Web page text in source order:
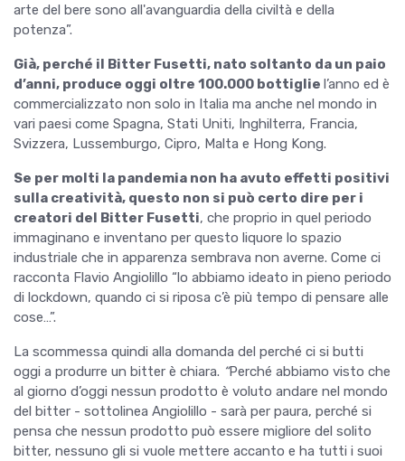
arte del bere sono all'avanguardia della civiltà e della
potenza”.
Già, perché il Bitter Fusetti, nato soltanto da un paio
d’anni, produce oggi oltre 100.000 bottiglie l’anno ed è
commercializzato non solo in Italia ma anche nel mondo in
vari paesi come Spagna, Stati Uniti, Inghilterra, Francia,
Svizzera, Lussemburgo, Cipro, Malta e Hong Kong.
Se per molti la pandemia non ha avuto effetti positivi
sulla creatività, questo non si può certo dire per i
creatori del Bitter Fusetti, che proprio in quel periodo
immaginano e inventano per questo liquore lo spazio
industriale che in apparenza sembrava non averne. Come ci
racconta Flavio Angiolillo “lo abbiamo ideato in pieno periodo
di lockdown, quando ci si riposa c’è più tempo di pensare alle
cose…”.
La scommessa quindi alla domanda del perché ci si butti
oggi a produrre un bitter è chiara. “Perché abbiamo visto che
al giorno d’oggi nessun prodotto è voluto andare nel mondo
del bitter - sottolinea Angiolillo - sarà per paura, perché si
pensa che nessun prodotto può essere migliore del solito
bitter, nessuno gli si vuole mettere accanto e ha tutti i suoi